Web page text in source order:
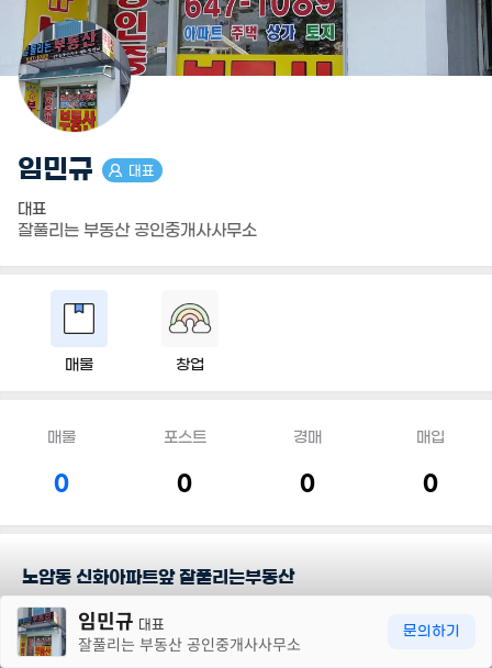
임민규 대표
대표
잘풀리는 부동산 공인중개사사무소
매물 창업
매물
0
포스트
0
경매
0
매입
0
노암동 신화아파트앞 잘풀리는부동산
정확한 시세 분석과 신뢰있는 업무처리로 책임중개를 성실히 해나가
겠습니다.
임민규 대표
잘풀리는 부동산 공인중개사사무소
문의하기